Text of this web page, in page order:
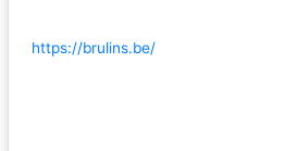
https://brulins.be/